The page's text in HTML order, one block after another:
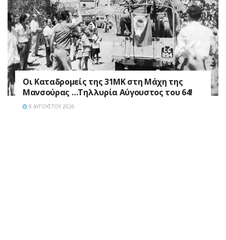
Οι Καταδρομείς της 31ΜΚ στη Mάχη της
Μανσούρας …Τηλλυρία Αύγουστος του 64!
8 ΑΥΓΟΎΣΤΟΥ 2026